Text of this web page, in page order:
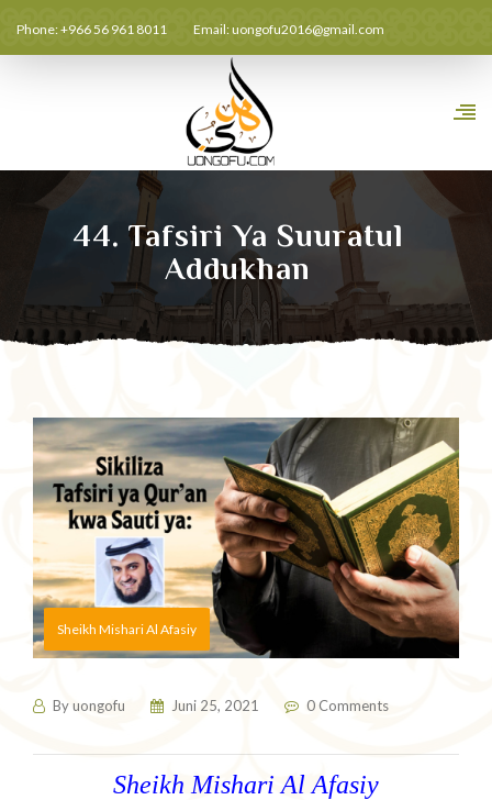
Phone: +966 56 961 8011 Email:uongofu2016@gmail.com
44. Tafsiri Ya Suuratul
Addukhan
Sheikh Mishari Al Afasiy
Byuongofu Juni 25, 2021 0 Comments
Sheikh Mishari Al Afasiy